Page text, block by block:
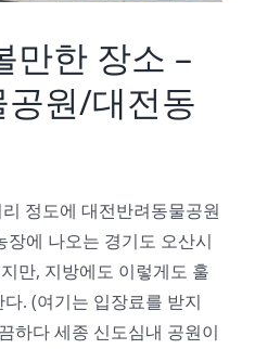
만한 장소 –
원/대전동
정도에 대전반려동물공원
장에 나오는 경기도 오산시
만, 지방에도 이렇게도 훌
. (여기는 입장료를 받지
하다 세종 신도심내 공원이